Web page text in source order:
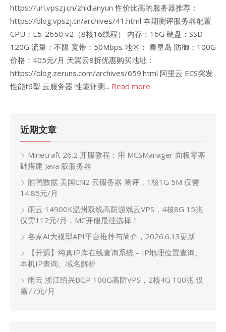
https://url.vpszj.cn/zhidianyun 性价比高的服务器推荐：
https://blog.vpszj.cn/archives/41.html 本期测评服务器配置
CPU：E5-2650 v2（8核16线程） 内存：16G 硬盘：SSD
120G 流量：不限 宽带：50Mbps 地区： 秦皇岛 防御：100G
价格：405元/月 天翼云8折优惠购买地址：
https://blog.zeruns.com/archives/659.html 阿里云 ECS突发
性能t6型 云服务器 性能评测... Read more
近期文章
Minecraft 26.2 开服教程：用 MCSManager 面板零基
础搭建 Java 版服务器
酷鸭数据 美国CN2 云服务器 测评，1核1G 5M 仅需
14.85元/月
雨云 14900K温州双线高防游戏云VPS，4核8G 15兆
仅需112元/月，MC开服最佳选择！
各家AI大模型API平台推荐与简介，2026.6.13更新
【开源】纯真IP库在线查询系统 – IP地理位置查询、
本机IP查询、域名解析
雨云 浙江绍兴BGP 100G高防VPS，2核4G 100兆 仅
需77元/月